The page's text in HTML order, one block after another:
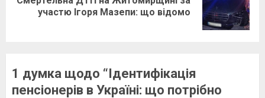
запис:
участю Ігоря Мазепи: що відомо
1 думка щодо “Ідентифікація
пенсіонерів в Україні: що потрібно